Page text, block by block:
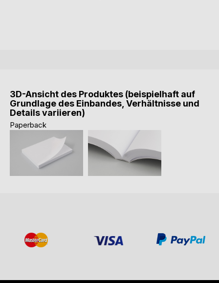
3D-Ansicht des Produktes (beispielhaft auf
Grundlage des Einbandes, Verhältnisse und
Details variieren)
Paperback